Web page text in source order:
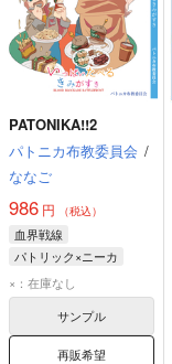
PATONIKA!!2
パトニカ布教委員会 /
ななご
986 円 （税込）
血界戦線
パトリック×ニーカ
パトリック・スミス
ニーカ・コヴァレンコ
×：在庫なし
サンプル
再販希望